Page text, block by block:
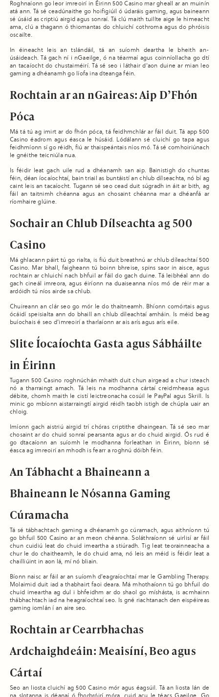
Roghnaíonn go leor imreoirí in Éirinn 500 Casino mar gheall ar an muinín
atá ann. Tá sé ceadúnaithe go hoifigiúil ó údaráis gaming, agus baineann
sé úsáid as criptiú airgid agus sonraí. Tá clú maith tuillte aige le himeacht
ama, clú a thagann ó thiomantas do chluichí cothroma agus do phróisis
oscailte.
In éineacht leis an tslándáil, tá an suíomh deartha le bheith an-
úsáideach. Tá gach ní i nGaeilge, ó na téarmaí agus coinníollacha go dtí
an tacaíocht do chustaiméirí. Tá sé seo i láthair d’aon duine ar mian leo
gaming a dhéanamh go líofa ina dteanga féin.
Rochtain ar an nGaireas: Aip D’Fhón
Póca
Má tá tú ag imirt ar do fhón póca, tá feidhmchlár ar fáil duit. Tá app 500
Casino éadrom agus éasca le húsáid. Lódálann sé cluichí go tapa agus
feidhmíonn sí go réidh, fiú ar thaispeántais níos mó. Tá sé comhoiriúnach
le gnéithe teicniúla nua.
Is féidir leat gach uile rud a dhéanamh san aip. Bainistigh do chuntas
féin, déan íocaíochtaí, bain triail as buntáistí an chlub dílseachta, nó bí ag
caint leis an tacaíocht. Tugann sé seo cead duit súgradh in áit ar bith, ag
fáil an taitnimh chéanna agus an chosaint chéanna mar a dhéanfá ar
ríomhaire glúine.
Sochair an Chlub Dílseachta ag 500
Casino
Má ghlacann páirt tú go rialta, is fiú duit breathnú ar chlub díleachtaí 500
Casino. Mar bhall, faigheann tú boinn bhreise, spins saor in aisce, agus
rochtain ar chluichí nach bhfuil ar fáil do gach duine. Tá leibhéal ann do
gach cineál imreora, agus éiríonn na duaiseanna níos mó de réir mar a
ardóidh tú níos airde sa chlub.
Chuireann an clár seo go mór le do thaitneamh. Bhíonn comórtais agus
ócáidí speisialta ann do bhaill an chlub díleachtaí amháin. Is méid beag
buíochais é seo d’imreoirí a tharlaíonn ar ais arís agus arís eile.
Slite Íocaíochta Gasta agus Sábháilte
in Éirinn
Tugann 500 Casino roghnúchán mhaith duit chun airgead a chur isteach
nó a tharraingt amach. Tá leis na modhanna cártaí creidmheasa agus
débite, chomh maith le cistí leictreonacha cosúil le PayPal agus Skrill. Is
minic go mbíonn aistarraingtí airgid réidh taobh istigh de chúpla uair an
chloig.
Imíonn gach aistriú airgid trí chóras criptithe dhaingean. Tá sé seo mar
chosaint ar do chuid sonraí pearsanta agus ar do chuid airgid. Ós rud é
go dtacaíonn an suíomh le modhanna forleathan in Éirinn, bíonn sé
éasca ag imreoirí an mhodh is fearr a roghnú dóibh féin.
An Tábhacht a Bhaineann a
Bhaineann le Nósanna Gaming
Cúramacha
Tá sé tábhachtach gaming a dhéanamh go cúramach, agus aithníonn tú
go bhfuil 500 Casino ar an meon chéanna. Soláthraíonn sé uirlisí ar fáil
chun cuidiú leat do chuid imeartha a stiúradh. Tig leat teorainneacha a
chur le do chaitheamh, le do chuid ama, nó leis an méid is féidir leat a
chailliúint in aon lá, mí nó bliain.
Bíonn naisc ar fáil ar an suíomh d’eagraíochtaí mar le Gambling Therapy.
Molaimid duit iad a thabhairt faoi deara. Má mhothaíonn tú go bhfuil do
chuid imeartha ag dul i bhfeidhm ar do shaol go míshásta, is acmhainn
thábhachtach iad na heagraíochtaí seo. Is gné riachtanach den eispéireas
gaming iomlán í an aire seo.
Rochtain ar Cearrbhachas
Ardchaighdeáin: Meaisíní, Beo agus
Cártaí
Seo an liosta cluichí ag 500 Casino mór agus éagsúil. Tá an liosta lán de